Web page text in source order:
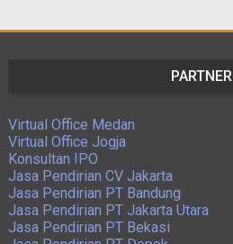
PARTNER
Virtual Office Medan
Virtual Office Jogja
Konsultan IPO
Jasa Pendirian CV Jakarta
Jasa Pendirian PT Bandung
Jasa Pendirian PT Jakarta Utara
Jasa Pendirian PT Bekasi